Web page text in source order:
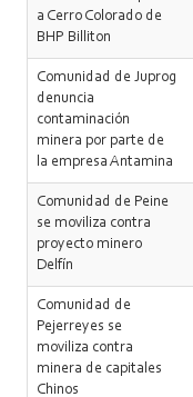
a Cerro Colorado de
BHP Billiton
Comunidad de Juprog
denuncia
contaminación
minera por parte de
la empresa Antamina
Comunidad de Peine
se moviliza contra
proyecto minero
Delfín
Comunidad de
Pejerreyes se
moviliza contra
minera de capitales
Chinos